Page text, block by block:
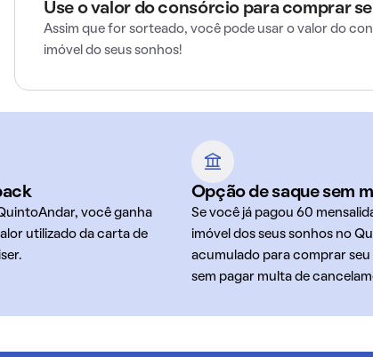
Use o valor do consórcio para comprar
Assim que for sorteado, você pode usar o valor do
imóvel do seus sonhos!
você ganha
utilizado da carta de
Opção de saque sem
Se você já pagou 60
imóvel dos seus sonhos no
acumulado para comprar seu
sem pagar multa de